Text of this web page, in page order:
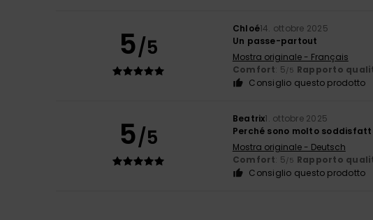
5/5
Chloé14. ottobre 2025
Un passe-partout
Mostra originale - Français
Comfort: 5/5 Rapporto
Consiglio questo prodotto
5/5
Beatrix1. ottobre 2025
Perché sono molto
Mostra originale - Deutsch
Comfort: 5/5 Rapporto
Consiglio questo prodotto